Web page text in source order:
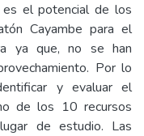
es el potencial de los
Cayambe para el
ya que, no se han
Por lo
y evaluar el
de los 10 recursos
de estudio. Las